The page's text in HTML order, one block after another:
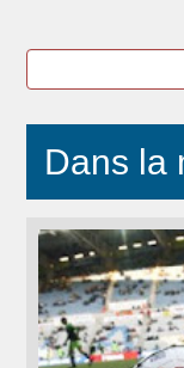
Dans la